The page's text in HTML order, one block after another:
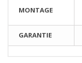
MONTAGE
GARANTIE